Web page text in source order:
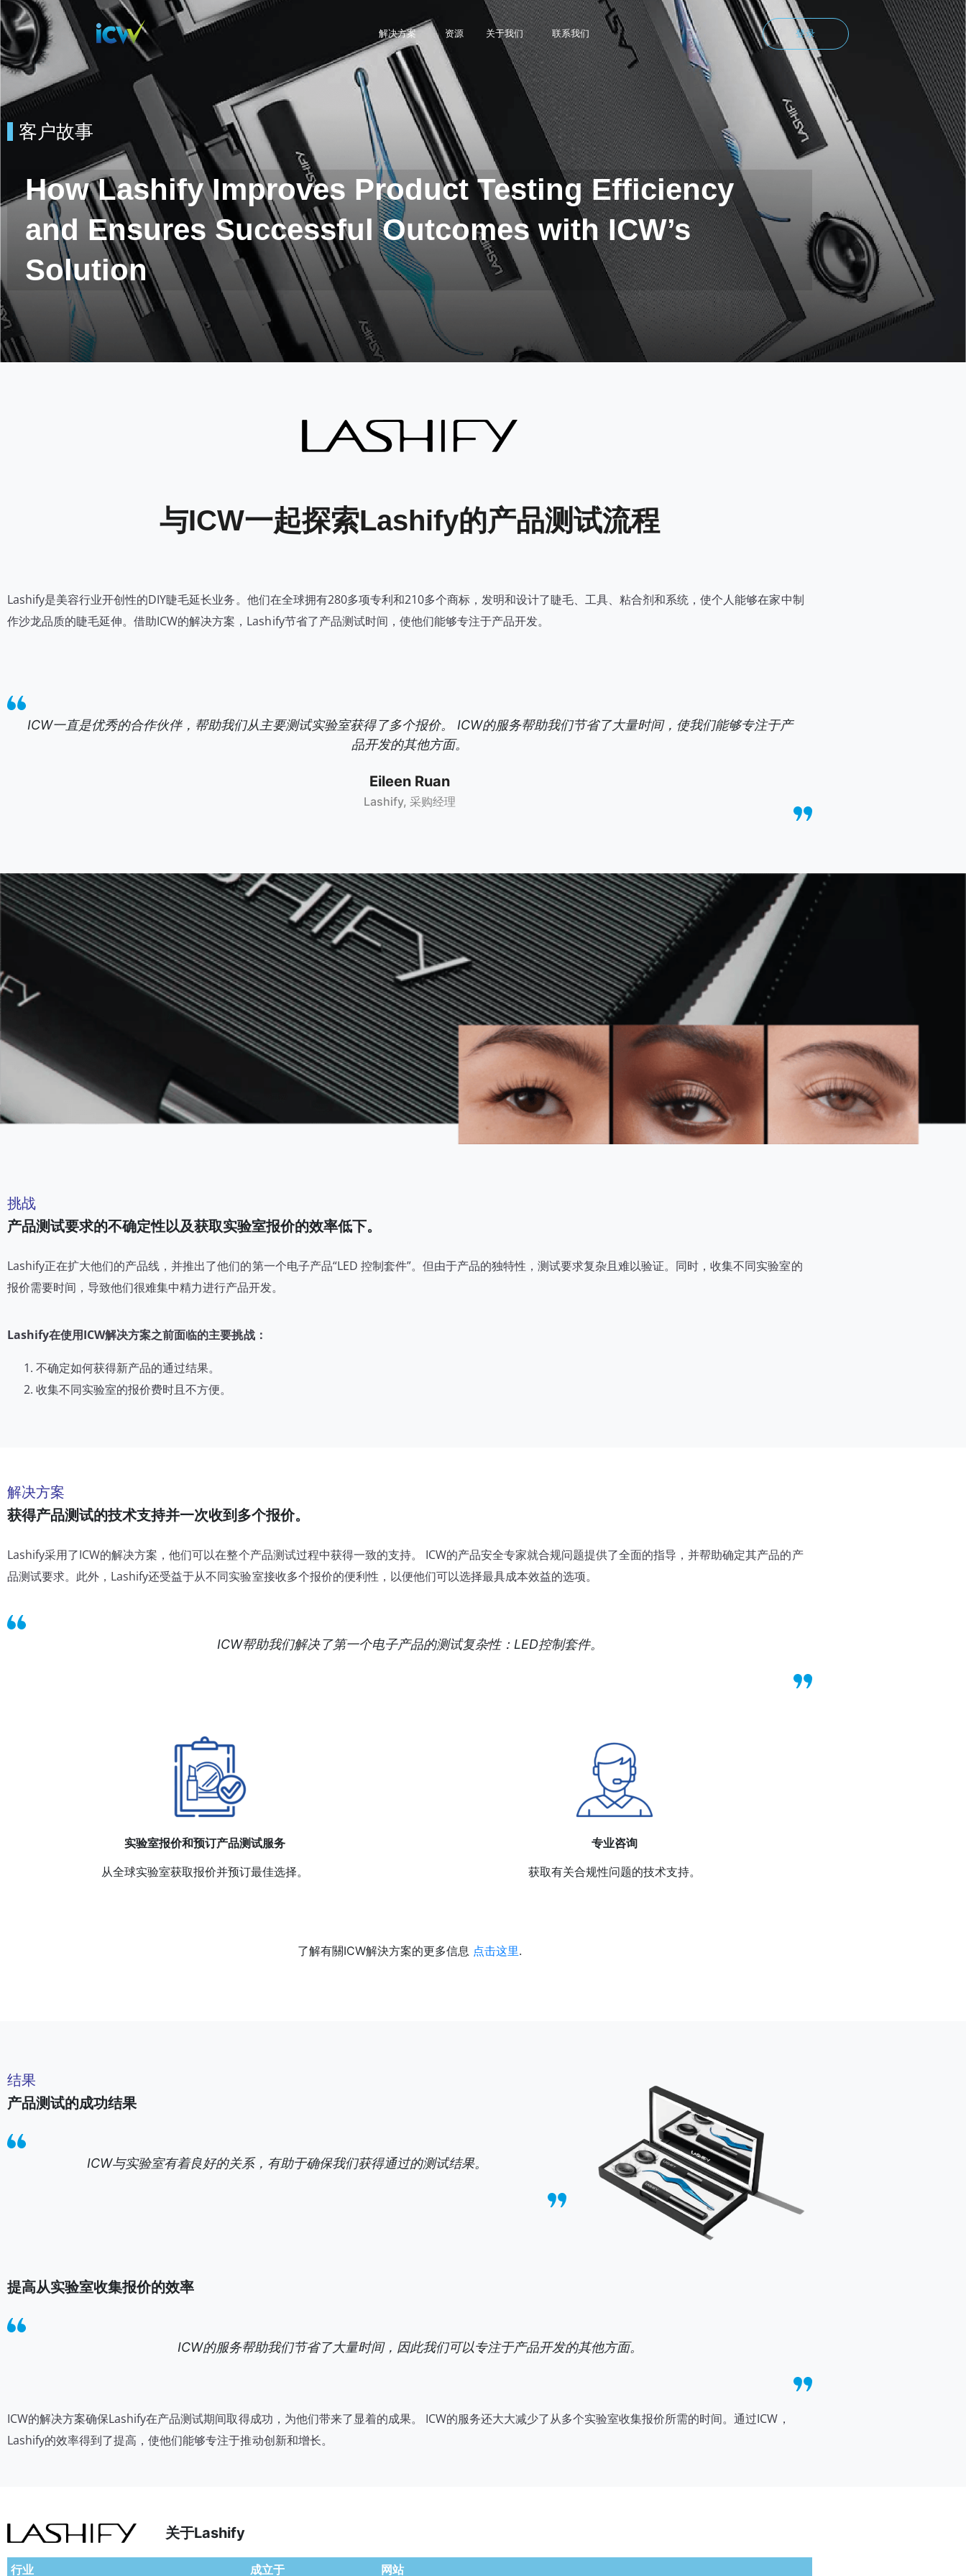
解决方案 资源 关于我们 联系我们 登录
客户故事
How Lashify Improves Product Testing Efficiency
and Ensures Successful Outcomes with ICW’s
Solution
与ICW一起探索Lashify的产品测试流程
Lashify是美容行业开创性的DIY睫毛延长业务。他们在全球拥有280多项专利和210多个商标，发明和设计了睫毛、工具、粘合剂和系统，使个人能够在家中制
作沙龙品质的睫毛延伸。借助ICW的解决方案，Lashify节省了产品测试时间，使他们能够专注于产品开发。
ICW一直是优秀的合作伙伴，帮助我们从主要测试实验室获得了多个报价。 ICW的服务帮助我们节省了大量时间，使我们能够专注于产
品开发的其他方面。
Eileen Ruan
Lashify, 采购经理
挑战
产品测试要求的不确定性以及获取实验室报价的效率低下。
Lashify正在扩大他们的产品线，并推出了他们的第一个电子产品“LED 控制套件”。但由于产品的独特性，测试要求复杂且难以验证。同时，收集不同实验室的
报价需要时间，导致他们很难集中精力进行产品开发。
Lashify在使用ICW解决方案之前面临的主要挑战：
不确定如何获得新产品的通过结果。
收集不同实验室的报价费时且不方便。
解决方案
获得产品测试的技术支持并一次收到多个报价。
Lashify采用了ICW的解决方案，他们可以在整个产品测试过程中获得一致的支持。 ICW的产品安全专家就合规问题提供了全面的指导，并帮助确定其产品的产
品测试要求。此外，Lashify还受益于从不同实验室接收多个报价的便利性，以便他们可以选择最具成本效益的选项。
ICW帮助我们解决了第一个电子产品的测试复杂性：LED控制套件。
实验室报价和预订产品测试服务
从全球实验室获取报价并预订最佳选择。
专业咨询
获取有关合规性问题的技术支持。
了解有關ICW解決方案的更多信息 点击这里.
结果
产品测试的成功结果
ICW与实验室有着良好的关系，有助于确保我们获得通过的测试结果。
提高从实验室收集报价的效率
ICW的服务帮助我们节省了大量时间，因此我们可以专注于产品开发的其他方面。
ICW的解决方案确保Lashify在产品测试期间取得成功，为他们带来了显着的成果。 ICW的服务还大大减少了从多个实验室收集报价所需的时间。通过ICW，
Lashify的效率得到了提高，使他们能够专注于推动创新和增长。
关于Lashify
行业 成立于 网站